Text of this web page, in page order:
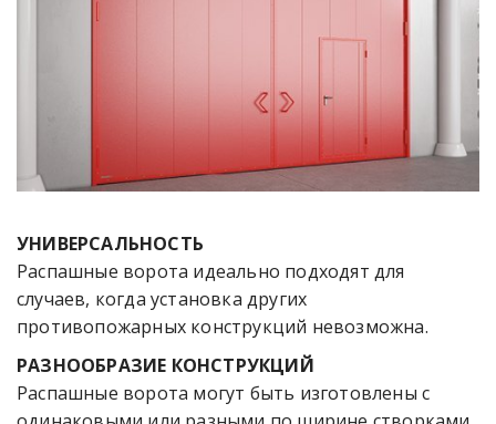
УНИВЕРСАЛЬНОСТЬ
Распашные ворота идеально подходят для
случаев, когда установка других
противопожарных конструкций невозможна.
РАЗНООБРАЗИЕ КОНСТРУКЦИЙ
Распашные ворота могут быть изготовлены с